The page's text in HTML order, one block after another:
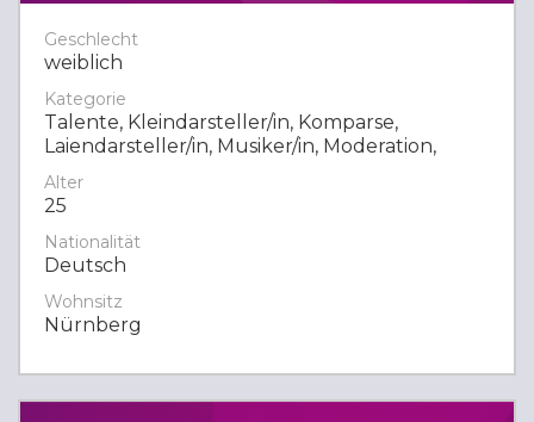
Geschlecht
weiblich
Kategorie
Talente, Kleindarsteller/in, Komparse,
Laiendarsteller/in, Musiker/in, Moderation,
Alter
25
Nationalität
Deutsch
Wohnsitz
Nürnberg